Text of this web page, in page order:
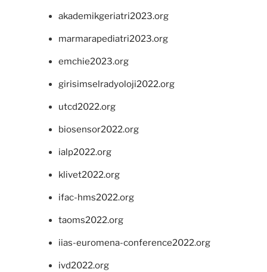
akademikgeriatri2023.org
marmarapediatri2023.org
emchie2023.org
girisimselradyoloji2022.org
utcd2022.org
biosensor2022.org
ialp2022.org
klivet2022.org
ifac-hms2022.org
taoms2022.org
iias-euromena-conference2022.org
ivd2022.org